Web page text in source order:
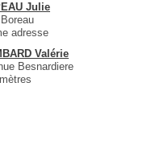
Julie
adresse
Valérie
Besnardiere